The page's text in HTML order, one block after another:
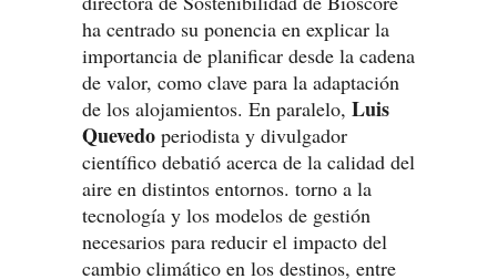
ha centrado su ponencia en explicar la
importancia de planificar desde la cadena
de valor, como clave para la adaptación
de los alojamientos. En paralelo, Luis
Quevedo periodista y divulgador
científico debatió acerca de la calidad del
aire en distintos entornos. torno a la
tecnología y los modelos de gestión
necesarios para reducir el impacto del
cambio climático en los destinos, entre